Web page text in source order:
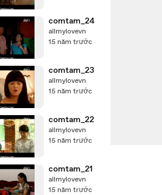
comtam_24
allmylovevn
15 năm trước
comtam_23
allmylovevn
15 năm trước
comtam_22
allmylovevn
15 năm trước
comtam_21
allmylovevn
15 năm trước